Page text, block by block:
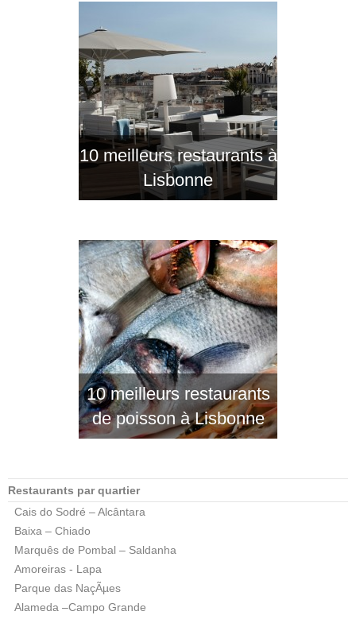
10 meilleurs restaurants à
Lisbonne
10 meilleurs restaurants
de poisson à Lisbonne
Restaurants par quartier
Cais do Sodré – Alcântara
Baixa – Chiado
Marquês de Pombal – Saldanha
Amoreiras - Lapa
Parque das NaçÃµes
Alameda –Campo Grande